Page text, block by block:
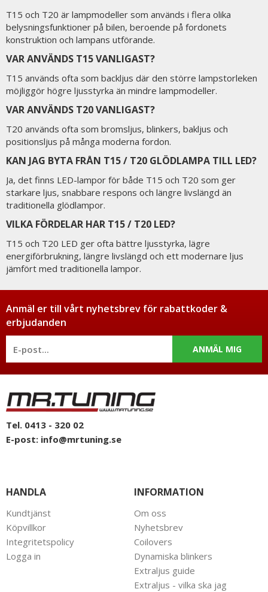
T15 och T20 är lampmodeller som används i flera olika
belysningsfunktioner på bilen, beroende på fordonets
konstruktion och lampans utförande.
VAR ANVÄNDS T15 VANLIGAST?
T15 används ofta som backljus där den större lampstorleken
möjliggör högre ljusstyrka än mindre lampmodeller.
VAR ANVÄNDS T20 VANLIGAST?
T20 används ofta som bromsljus, blinkers, bakljus och
positionsljus på många moderna fordon.
KAN JAG BYTA FRÅN T15 / T20 GLÖDLAMPA TILL LED?
Ja, det finns LED-lampor för både T15 och T20 som ger
starkare ljus, snabbare respons och längre livslängd än
traditionella glödlampor.
VILKA FÖRDELAR HAR T15 / T20 LED?
T15 och T20 LED ger ofta bättre ljusstyrka, lägre
energiförbrukning, längre livslängd och ett modernare ljus
jämfört med traditionella lampor.
Anmäl er till vårt nyhetsbrev för rabattkoder &
erbjudanden
ANMÄL MIG
Tel. 0413 - 320 02
E-post: info@mrtuning.se
HANDLA
Kundtjänst
Köpvillkor
Integritetspolicy
Logga in
INFORMATION
Om oss
Nyhetsbrev
Coilovers
Dynamiska blinkers
Extraljus guide
Extraljus - vilka ska jag